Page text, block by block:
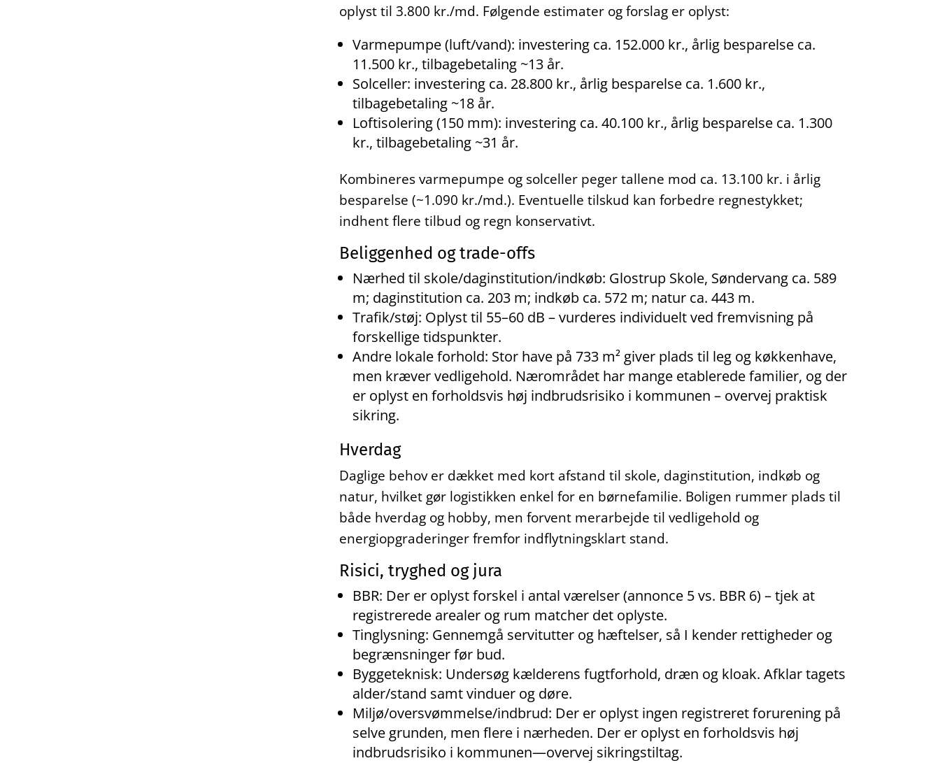
oplyst til 3.800 kr./md. Følgende estimater og forslag er oplyst:
Varmepumpe (luft/vand): investering ca. 152.000 kr., årlig besparelse ca.
11.500 kr., tilbagebetaling ~13 år.
Solceller: investering ca. 28.800 kr., årlig besparelse ca. 1.600 kr.,
tilbagebetaling ~18 år.
Loftisolering (150 mm): investering ca. 40.100 kr., årlig besparelse ca. 1.300
kr., tilbagebetaling ~31 år.
Kombineres varmepumpe og solceller peger tallene mod ca. 13.100 kr. i årlig
besparelse (~1.090 kr./md.). Eventuelle tilskud kan forbedre regnestykket;
indhent flere tilbud og regn konservativt.
Beliggenhed og trade-offs
Nærhed til skole/daginstitution/indkøb: Glostrup Skole, Søndervang ca. 589
m; daginstitution ca. 203 m; indkøb ca. 572 m; natur ca. 443 m.
Trafik/støj: Oplyst til 55–60 dB – vurderes individuelt ved fremvisning på
forskellige tidspunkter.
Andre lokale forhold: Stor have på 733 m² giver plads til leg og køkkenhave,
men kræver vedligehold. Nærområdet har mange etablerede familier, og der
er oplyst en forholdsvis høj indbrudsrisiko i kommunen – overvej praktisk
sikring.
Hverdag
Daglige behov er dækket med kort afstand til skole, daginstitution, indkøb og
natur, hvilket gør logistikken enkel for en børnefamilie. Boligen rummer plads til
både hverdag og hobby, men forvent merarbejde til vedligehold og
energiopgraderinger fremfor indflytningsklart stand.
Risici, tryghed og jura
BBR: Der er oplyst forskel i antal værelser (annonce 5 vs. BBR 6) – tjek at
registrerede arealer og rum matcher det oplyste.
Tinglysning: Gennemgå servitutter og hæftelser, så I kender rettigheder og
begrænsninger før bud.
Byggeteknisk: Undersøg kælderens fugtforhold, dræn og kloak. Afklar tagets
alder/stand samt vinduer og døre.
Miljø/oversvømmelse/indbrud: Der er oplyst ingen registreret forurening på
selve grunden, men flere i nærheden. Der er oplyst en forholdsvis høj
indbrudsrisiko i kommunen—overvej sikringstiltag.